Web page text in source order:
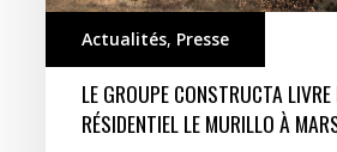
Actualités, Presse
LE GROUPE CONSTRUCTA LIVRE
RÉSIDENTIEL LE MURILLO À